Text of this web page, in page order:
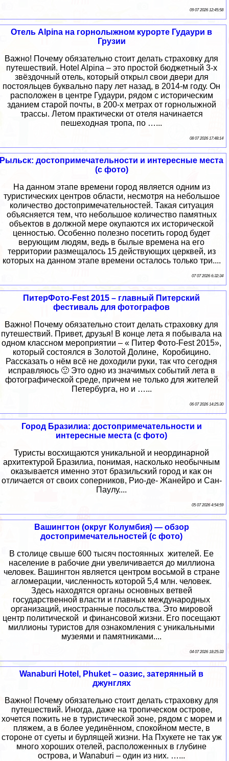
09 07 2026 12:45:58
Отель Alpina на горнолыжном курорте Гудаури в
Грузии
Важно! Почему обязательно стоит делать страховку для
путешествий. Hotel Alpina – это простой бюджетный 3-х
звёздочный отель, который открыл свои двери для
постояльцев буквально пару лет назад, в 2014-м году. Он
расположен в центре Гудаури, рядом с историческим
зданием старой почты, в 200-х метрах от горнолыжной
трассы. Летом практически от отеля начинается
пешеходная тропа, по …...
08 07 2026 17:48:14
Рыльск: достопримечательности и интересные места
(с фото)
На данном этапе времени город является одним из
туристических центров области, несмотря на небольшое
количество достопримечательностей. Такая ситуация
объясняется тем, что небольшое количество памятных
объектов в должной мере окупаются их исторической
ценностью. Особенно полезно посетить город будет
верующим людям, ведь в былые времена на его
территории размещалось 15 действующих церквей, из
которых на данном этапе времени осталось только три....
07 07 2026 6:32:34
ПитерФото-Fest 2015 – главный Питерский
фестиваль для фотографов
Важно! Почему обязательно стоит делать страховку для
путешествий. Привет, друзья! В конце лета я побывала на
одном классном мероприятии – « Питер Фото-Fest 2015»,
который состоялся в Золотой Долине, Коробицино.
Рассказать о нём всё не доходили руки, так что сегодня
исправляюсь 🙂 Это одно из значимых событий лета в
фотографической среде, причем не только для жителей
Петербурга, но и …...
06 07 2026 14:25:30
Город Бразилиа: достопримечательности и
интересные места (с фото)
Туристы восхищаются уникальной и неординарной
архитектурой Бразилиа, понимая, насколько необычным
оказывается именно этот бразильский город и как он
отличается от своих соперников, Рио-де- Жанейро и Сан-
Паулу....
05 07 2026 4:54:59
Вашингтон (округ Колумбия) — обзор
достопримечательностей (с фото)
В столице свыше 600 тысяч постоянных жителей. Ее
население в рабочие дни увеличивается до миллиона
человек. Вашингтон является центром восьмой в стране
агломерации, численность которой 5,4 млн. человек.
Здесь находятся органы основных ветвей
государственной власти и главных международных
организаций, иностранные посольства. Это мировой
центр политической и финансовой жизни. Его посещают
миллионы туристов для ознакомления с уникальными
музеями и памятниками....
04 07 2026 18:25:33
Wanaburi Hotel, Phuket – оазис, затерянный в
джунглях
Важно! Почему обязательно стоит делать страховку для
путешествий. Иногда, даже на тропическом острове,
хочется пожить не в туристической зоне, рядом с морем и
пляжем, а в более уединённом, спокойном месте, в
стороне от суеты и бурлящей жизни. На Пхукете не так уж
много хороших отелей, расположенных в глубине
острова, и Wanaburi – один из них. …...